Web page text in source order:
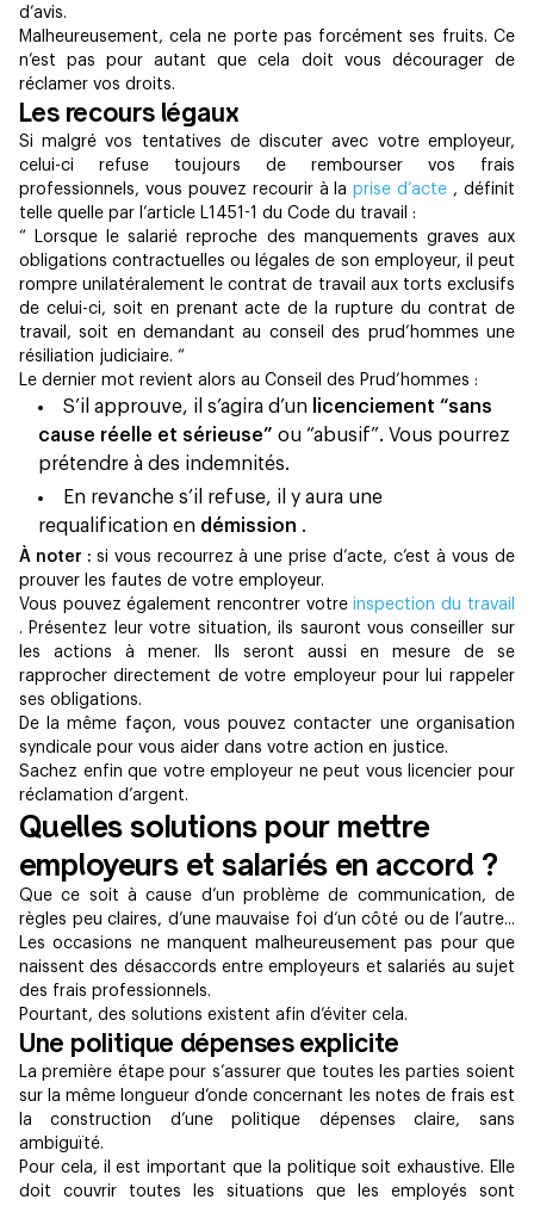
d’avis.
Malheureusement, cela ne porte pas forcément ses fruits. Ce
n’est pas pour autant que cela doit vous décourager de
réclamer vos droits.
Les recours légaux
Si malgré vos tentatives de discuter avec votre employeur,
celui-ci refuse toujours de rembourser vos frais
professionnels, vous pouvez recourir à laprise d’acte , définit
telle quelle par l’article L1451-1 du Code du travail :
“ Lorsque le salarié reproche des manquements graves aux
obligations contractuelles ou légales de son employeur, il peut
rompre unilatéralement le contrat de travail aux torts exclusifs
de celui-ci, soit en prenant acte de la rupture du contrat de
travail, soit en demandant au conseil des prud’hommes une
résiliation judiciaire. “
Le dernier mot revient alors au Conseil des Prud’hommes :
S’il approuve, il s’agira d’un licenciement “sans
cause réelle et sérieuse” ou “abusif”. Vous pourrez
prétendre à des indemnités.
En revanche s’il refuse, il y aura une
requalification en démission .
À noter : si vous recourrez à une prise d’acte, c’est à vous de
prouver les fautes de votre employeur.
Vous pouvez également rencontrer votreinspection du travail
. Présentez leur votre situation, ils sauront vous conseiller sur
les actions à mener. Ils seront aussi en mesure de se
rapprocher directement de votre employeur pour lui rappeler
ses obligations.
De la même façon, vous pouvez contacter une organisation
syndicale pour vous aider dans votre action en justice.
Sachez enfin que votre employeur ne peut vous licencier pour
réclamation d’argent.
Quelles solutions pour mettre
employeurs et salariés en accord ?
Que ce soit à cause d’un problème de communication, de
règles peu claires, d’une mauvaise foi d’un côté ou de l’autre...
Les occasions ne manquent malheureusement pas pour que
naissent des désaccords entre employeurs et salariés au sujet
des frais professionnels.
Pourtant, des solutions existent afin d’éviter cela.
Une politique dépenses explicite
La première étape pour s’assurer que toutes les parties soient
sur la même longueur d’onde concernant les notes de frais est
la construction d’une politique dépenses claire, sans
ambiguïté.
Pour cela, il est important que la politique soit exhaustive. Elle
doit couvrir toutes les situations que les employés sont